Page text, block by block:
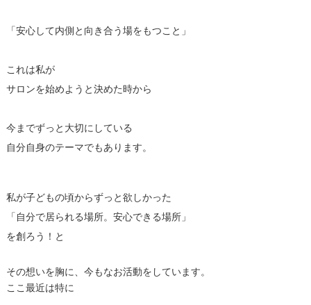
「安心して内側と向き合う場をもつこと」
これは私が
サロンを始めようと決めた時から
今までずっと大切にしている
自分自身のテーマでもあります。
私が子どもの頃からずっと欲しかった
「自分で居られる場所。安心できる場所」
を創ろう！と
その想いを胸に、今もなお活動をしています。
ここ最近は特に